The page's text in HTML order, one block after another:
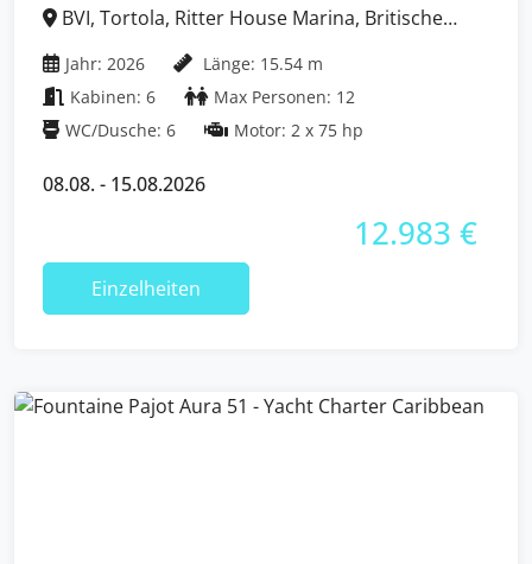
Jahr: 2026
Länge: 15.54 m
Kabinen: 6
Max Personen: 12
WC/Dusche: 6
Motor: 2 x 75 hp
08.08. - 15.08.2026
12.983 €
Einzelheiten